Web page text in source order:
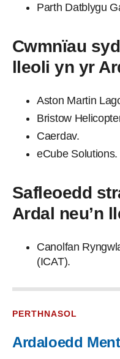
Parth Datblygu
Cwmnïau
lleoli yn yr
Aston Martin
Bristow
Caerdav.
eCube Solutions.
Safleoedd
Ardal neu’n
Canolfan
(ICAT).
PERTHNASOL
Ardaloedd